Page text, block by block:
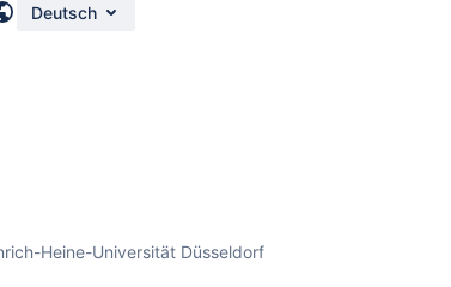
Deutsch
Heine-Universität Düsseldorf